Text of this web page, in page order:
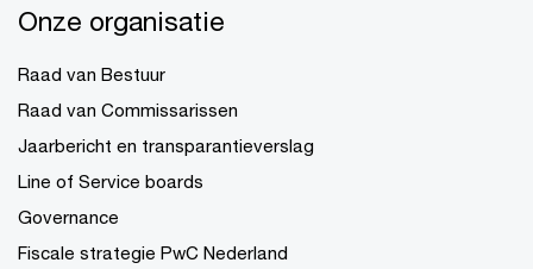
Onze organisatie
Raad van Bestuur
Raad van Commissarissen
Jaarbericht en transparantieverslag
Line of Service boards
Governance
Fiscale strategie PwC Nederland